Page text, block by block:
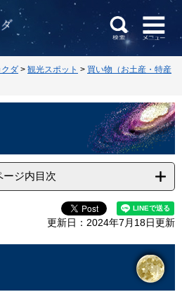
クダ > 観光スポット > 買い物（お土産・特産
ージ内目次
更新日：2024年7月18日更新